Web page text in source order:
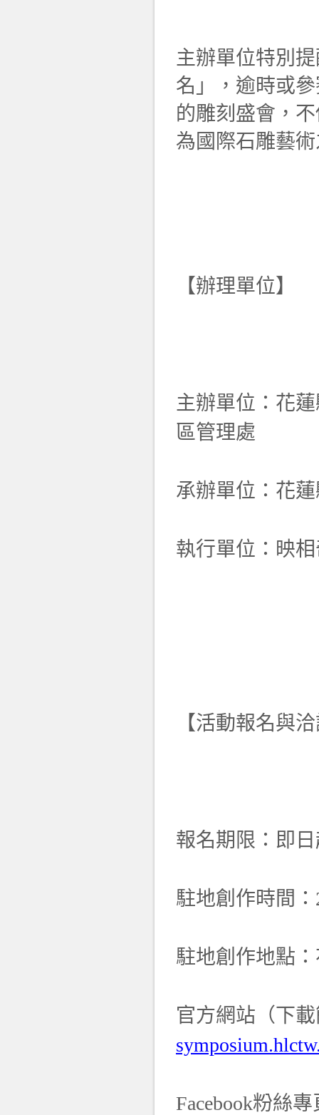
主辦單位特別
名」，逾時或
的雕刻盛會，
為國際石雕藝
【辦理單位】
主辦單位：花
區管理處
承辦單位：花
執行單位：映
【活動報名與
報名期限：即
駐地創作時間：
駐地創作地點
官方網站（下
Facebook粉絲專